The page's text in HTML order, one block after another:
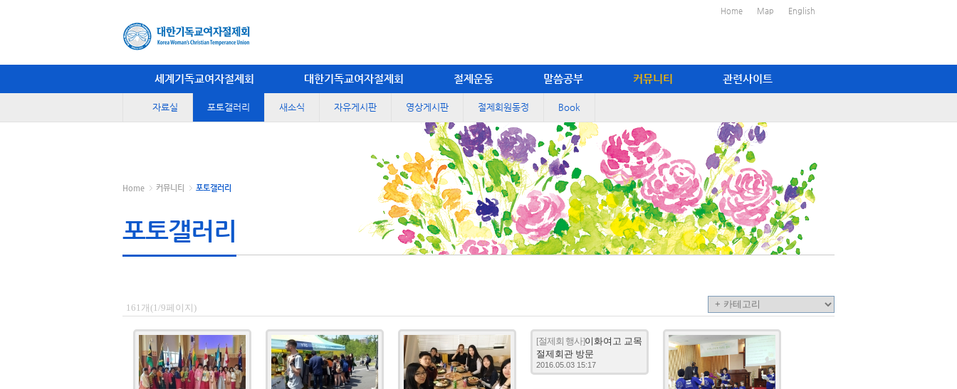
Home Map English
세계기독교여자절제회 대한기독교여자절제회 절제운동 말씀공부 커뮤니티 관련사이트
자료실 포토갤러리 새소식 자유게시판 영상게시판 절제회원동정 Book
Home 커뮤니티 포토갤러리
포토갤러리
161개(1/9페이지)
[절제회 행사]이화여고 교목
절제회관 방문
2016.05.03 15:17